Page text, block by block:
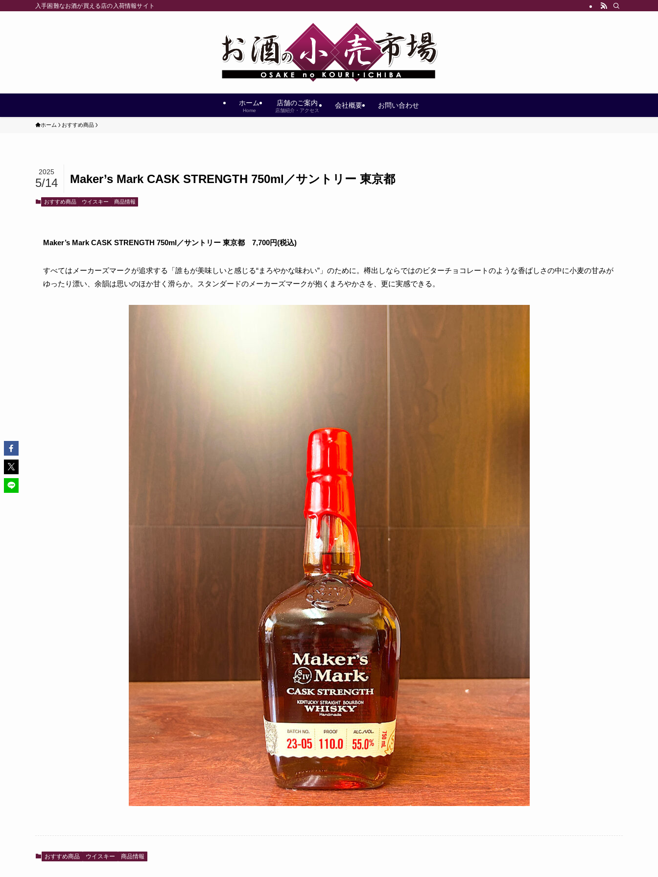
入手困難なお酒が買える店の入荷情報サイト
ホーム
Home
店舗のご案内
店舗紹介・アクセス
会社概要 お問い合わせ
ホーム おすすめ商品
Maker’s Mark CASK STRENGTH 750ml／サントリー 東京都
2025
5/14
おすすめ商品 ウイスキー 商品情報
Maker’s Mark CASK STRENGTH 750ml／サントリー 東京都 7,700円(税込)
すべてはメーカーズマークが追求する「誰もが美味しいと感じる“まろやかな味わい”」のために。樽出しならではのビターチョコレートのような香ばしさの中に小麦の甘みが
ゆったり漂い、余韻は思いのほか甘く滑らか。スタンダードのメーカーズマークが抱くまろやかさを、更に実感できる。
おすすめ商品 ウイスキー 商品情報